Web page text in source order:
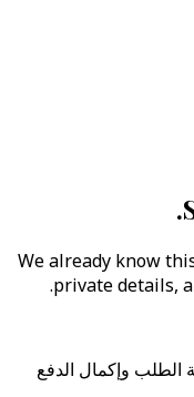
We already know
private details,
الطلب وإكمال الدفع